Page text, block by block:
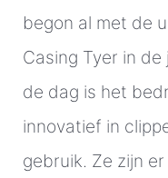
begon al met de
Casing Tyer in
de dag is het
innovatief in
gebruik. Ze zijn